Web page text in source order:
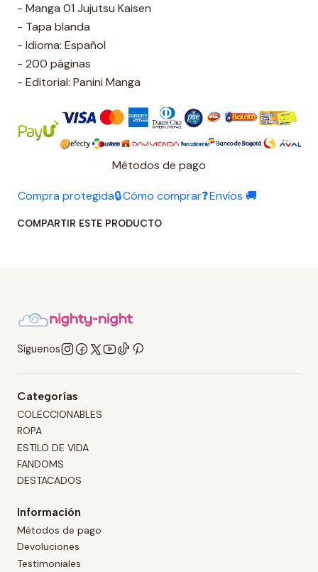
- Manga 01 Jujutsu Kaisen
- Tapa blanda
- Idioma: Español
- 200 páginas
- Editorial: Panini Manga
Métodos de pago
Compra protegida🔒Cómo comprar❓Envíos 🚚
COMPARTIR ESTE PRODUCTO
Síguenos
Categorías
COLECCIONABLES
ROPA
ESTILO DE VIDA
FANDOMS
DESTACADOS
Información
Métodos de pago
Devoluciones
Testimoniales